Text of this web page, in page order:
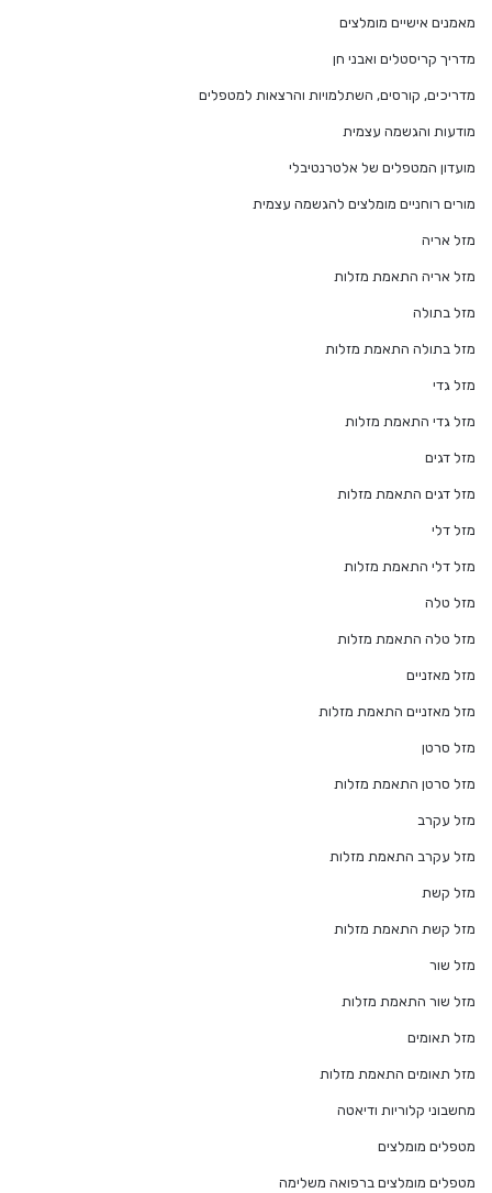
מאמנים אישיים מומלצים
מדריך קריסטלים ואבני חן
מדריכים, קורסים, השתלמויות והרצאות למטפלים
מודעות והגשמה עצמית
מועדון המטפלים של אלטרנטיבלי
מורים רוחניים מומלצים להגשמה עצמית
מזל אריה
מזל אריה התאמת מזלות
מזל בתולה
מזל בתולה התאמת מזלות
מזל גדי
מזל גדי התאמת מזלות
מזל דגים
מזל דגים התאמת מזלות
מזל דלי
מזל דלי התאמת מזלות
מזל טלה
מזל טלה התאמת מזלות
מזל מאזניים
מזל מאזניים התאמת מזלות
מזל סרטן
מזל סרטן התאמת מזלות
מזל עקרב
מזל עקרב התאמת מזלות
מזל קשת
מזל קשת התאמת מזלות
מזל שור
מזל שור התאמת מזלות
מזל תאומים
מזל תאומים התאמת מזלות
מחשבוני קלוריות ודיאטה
מטפלים מומלצים
מטפלים מומלצים ברפואה משלימה